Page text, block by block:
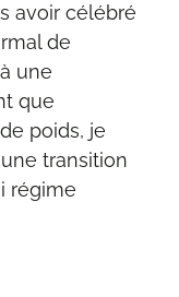
avoir célébré
de
une
que
poids, je
transition
régime